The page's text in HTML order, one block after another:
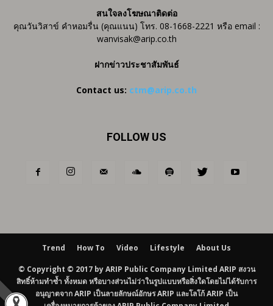
สนใจลงโฆษณาติดต่อ
คุณวันวิสาข์ คำหอมรื่น (คุณแนน) โทร. 08-1668-2221 หรือ email :
wanvisak@arip.co.th
ฝากข่าวประชาสัมพันธ์
Contact us: ctm@arip.co.th
FOLLOW US
Trend How To Video Lifestyle About Us
© Copyright © 2017 by ARIP Public Company Limited ARIP สงวน
สิทธิ์ห้ามทำซ้ำ ทั้งหมด หรือบางส่วนไม่ว่าในรูปแบบหรือสิ่งใดโดยไม่ได้รับการ
อนุญาตจาก ARIP เป็นลายลักษณ์อักษร ARIP และโลโก้ ARIP เป็น